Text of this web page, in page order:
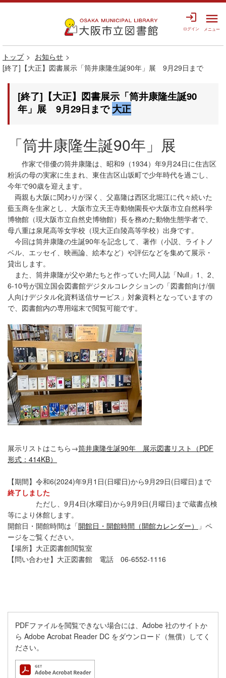
login
ログイン
menu
メニュー
トップ
お知らせ
[終了]【大正】図書展示「筒井康隆生誕90年」展 9月29日まで
[終了]【大正】図書展示「筒井康隆生誕90
年」展 9月29日まで大正
「筒井康隆生誕90年」展
作家で俳優の筒井康隆は、昭和9（1934）年9月24日に住吉区
粉浜の母の実家に生まれ、東住吉区山坂町で少年時代を過ごし、
今年で90歳を迎えます。
両親も大阪に関わりが深く、父嘉隆は西区北堀江に代々続いた
藍玉商を生家とし、大阪市立天王寺動物園長や大阪市立自然科学
博物館（現大阪市立自然史博物館）長を務めた動物生態学者で、
母八重は泉尾高等女学校（現大正白陵高等学校）出身です。
今回は筒井康隆の生誕90年を記念して、著作（小説、ライトノ
ベル、エッセイ、映画論、絵本など）や評伝などを集めて展示・
貸出します。
また、筒井康隆が父や弟たちと作っていた同人誌「Null」1、2、
6-10号が国立国会図書館デジタルコレクションの「図書館向け/個
人向けデジタル化資料送信サービス」対象資料となっていますの
で、図書館内の専用端末で閲覧可能です。
展示リストはこちら→筒井康隆生誕90年 展示図書リスト（PDF
形式：414KB）
【期間】令和6(2024)年9月1日(日曜日)から9月29日(日曜日)まで
終了しました
ただし、9月4日(水曜日)から9月9日(月曜日)まで蔵書点検
等により休館します。
開館日・開館時間は「開館日・開館時間（開館カレンダー）
」ペ
ージをご覧ください。
【場所】大正図書館閲覧室
【問い合わせ】大正図書館 電話 06-6552-1116
PDFファイルを閲覧できない場合には、Adobe 社のサイトか
ら Adobe Acrobat Reader DC をダウンロード（無償）してく
ださい。